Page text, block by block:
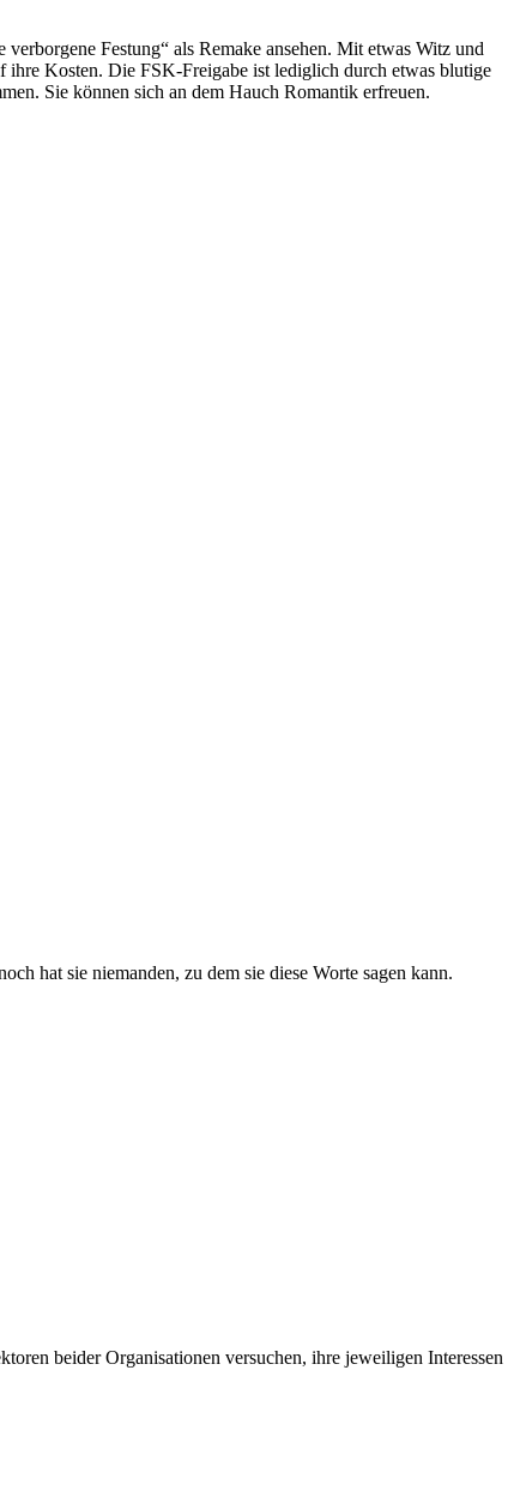
Festung“ als Remake ansehen. Mit etwas Witz und
Kosten. Die FSK-Freigabe ist lediglich durch etwas blutige
Sie können sich an dem Hauch Romantik erfreuen.
hat sie niemanden, zu dem sie diese Worte sagen kann.
beider Organisationen versuchen, ihre jeweiligen Interessen